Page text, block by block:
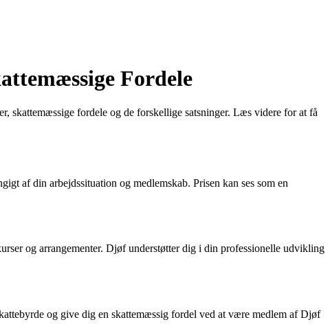
Fordele
skattemæssige fordele og de forskellige satsninger. Læs videre for at få
af din arbejdssituation og medlemskab. Prisen kan ses som en
og arrangementer. Djøf understøtter dig i din professionelle udvikling
og give dig en skattemæssig fordel ved at være medlem af Djøf